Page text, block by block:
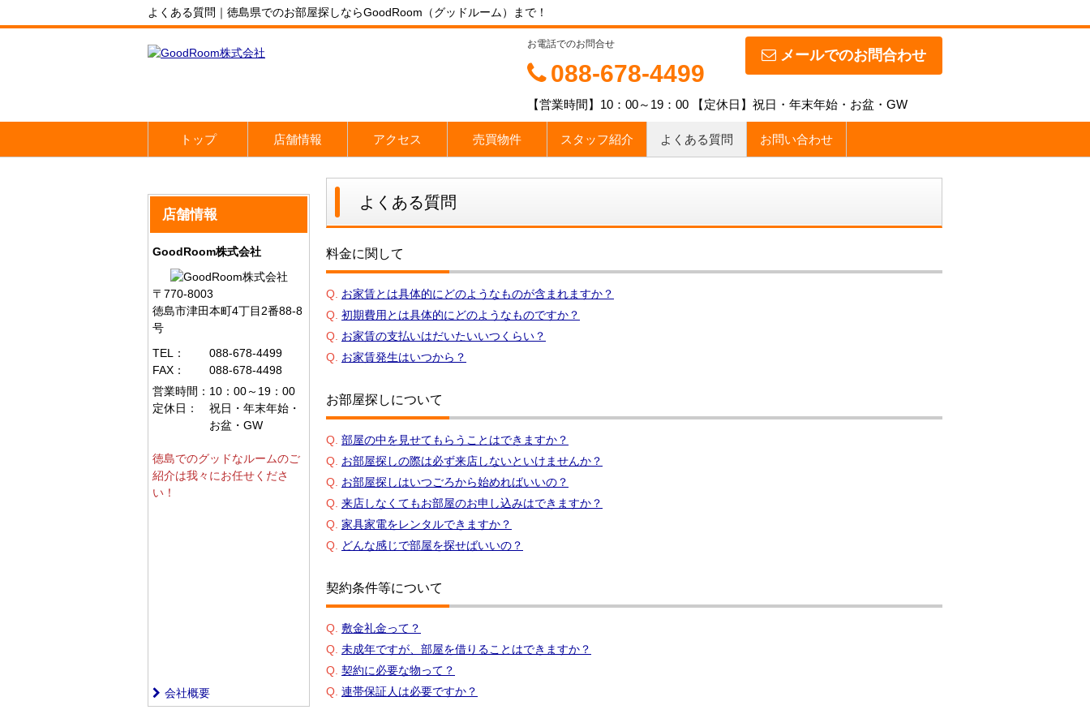
よくある質問｜徳島県でのお部屋探しならGoodRoom（グッドルーム）まで！
メールでのお問合わせ
お電話でのお問合せ
088-678-4499
【営業時間】10：00～19：00 【定休日】祝日・年末年始・お盆・GW
トップ 店舗情報 アクセス 売買物件 スタッフ紹介 よくある質問 お問い合わせ
店舗情報
GoodRoom株式会社
〒770-8003
徳島市津田本町4丁目2番88-8
号
TEL：
088-678-4499
FAX：
088-678-4498
営業時間： 10：00～19：00
定休日：
祝日・年末年始・
お盆・GW
徳島でのグッドなルームのご
紹介は我々にお任せくださ
い！
会社概要
よくある質問
料金に関して
Q. お家賃とは具体的にどのようなものが含まれますか？
Q. 初期費用とは具体的にどのようなものですか？
Q. お家賃の支払いはだいたいいつくらい？
Q. お家賃発生はいつから？
お部屋探しについて
Q. 部屋の中を見せてもらうことはできますか？
Q. お部屋探しの際は必ず来店しないといけませんか？
Q. お部屋探しはいつごろから始めればいいの？
Q. 来店しなくてもお部屋のお申し込みはできますか？
Q. 家具家電をレンタルできますか？
Q.
どんな感じで部屋を探せばいいの？
契約条件等について
Q. 敷金礼金って？
Q. 未成年ですが、部屋を借りることはできますか？
Q. 契約に必要な物って？
Q. 連帯保証人は必要ですか？